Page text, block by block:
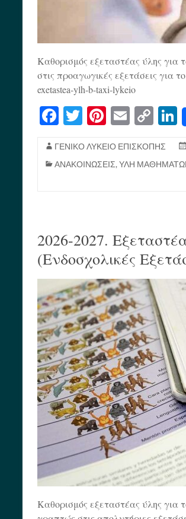
Καθορισμός εξεταστέας ύλης για
στις προαγωγικές εξετάσεις για
exetastea-ylh-b-taxi-lykeio
Fa
bo
ok
T
tte
r
Pi
er
es
E
ail
C
y
Li
ΓΕΝΙΚΟ ΛΥΚΕΙΟ ΕΠΙΣΚΟΠΗΣ
ΑΝΑΚΟΙΝΩΣΕΙΣ, ΥΛΗ ΜΑΘΗΜΑΤΩΝ
2026-2027.
(Ενδοσχολικές
Καθορισμός εξεταστέας ύλης για